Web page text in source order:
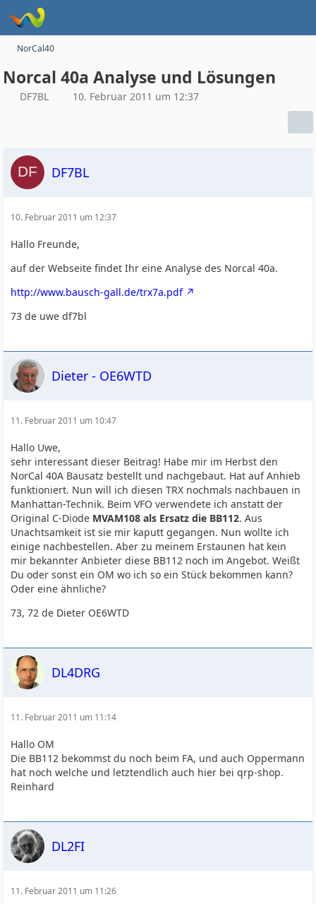
NorCal40
Norcal 40a Analyse und Lösungen
DF7BL 10. Februar 2011 um 12:37
DF7BL
10. Februar 2011 um 12:37
Hallo Freunde,
auf der Webseite findet Ihr eine Analyse des Norcal 40a.
http://www.bausch-gall.de/trx7a.pdf
73 de uwe df7bl
Dieter - OE6WTD
11. Februar 2011 um 10:47
Hallo Uwe,
sehr interessant dieser Beitrag! Habe mir im Herbst den
NorCal 40A Bausatz bestellt und nachgebaut. Hat auf Anhieb
funktioniert. Nun will ich diesen TRX nochmals nachbauen in
Manhattan-Technik. Beim VFO verwendete ich anstatt der
Original C-Diode MVAM108 als Ersatz die BB112. Aus
Unachtsamkeit ist sie mir kaputt gegangen. Nun wollte ich
einige nachbestellen. Aber zu meinem Erstaunen hat kein
mir bekannter Anbieter diese BB112 noch im Angebot. Weißt
Du oder sonst ein OM wo ich so ein Stück bekommen kann?
Oder eine ähnliche?
73, 72 de Dieter OE6WTD
DL4DRG
11. Februar 2011 um 11:14
Hallo OM
Die BB112 bekommst du noch beim FA, und auch Oppermann
hat noch welche und letztendlich auch hier bei qrp-shop.
Reinhard
DL2FI
11. Februar 2011 um 11:26